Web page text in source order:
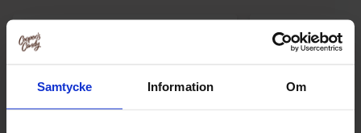
Samtycke Information Om
-20%